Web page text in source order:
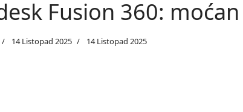
Fusion 360:
14 Listopad 2025 14 Listopad 2025